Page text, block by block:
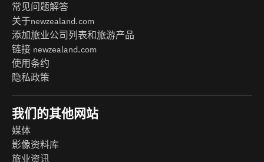
常见问题解答
关于newzealand.com
添加旅业公司列表和旅游产品
链接 newzealand.com
使用条约
隐私政策
我们的其他网站
媒体
影像资料库
旅业资讯